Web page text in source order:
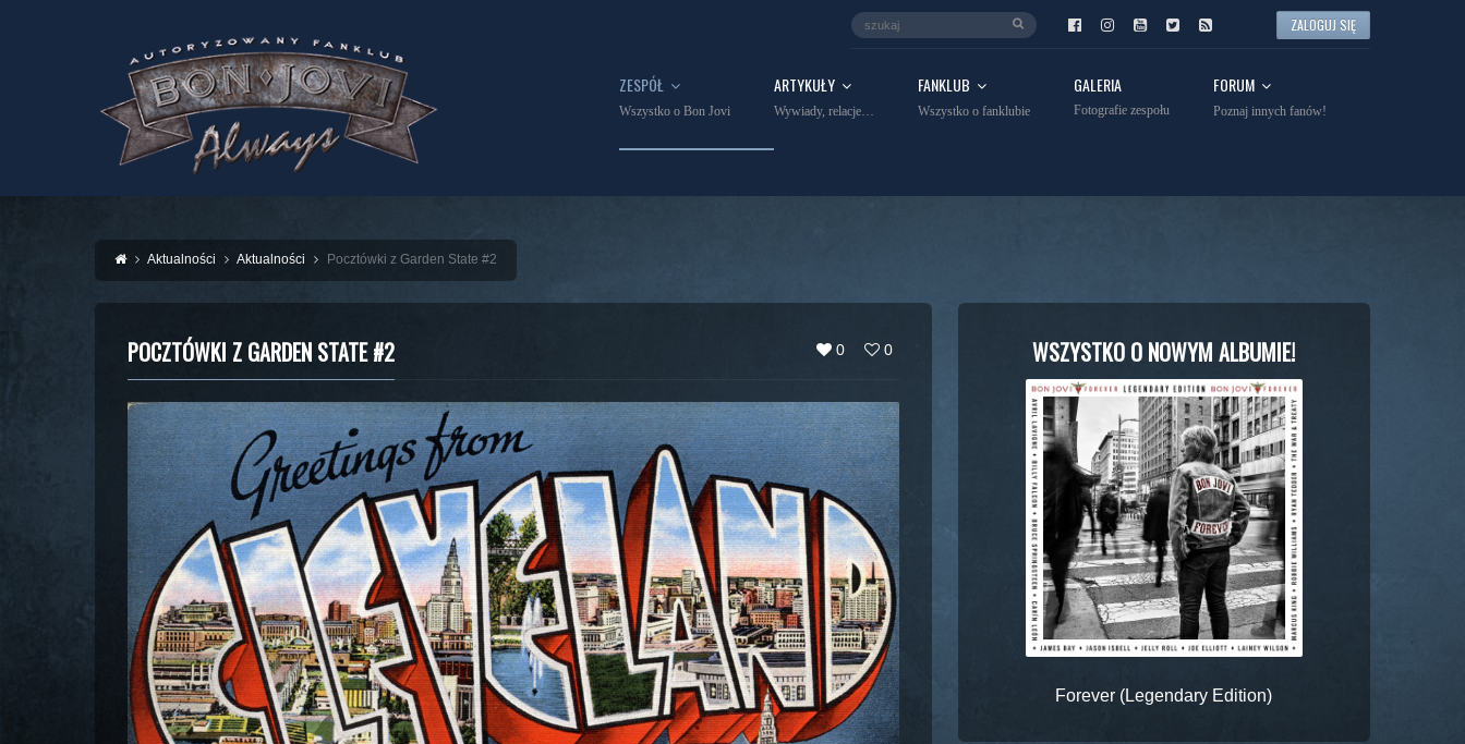
ZALOGUJ SIĘ
ZESPÓŁ
Wszystko o Bon Jovi
ARTYKUŁY
Wywiady, relacje…
FANKLUB
Wszystko o fanklubie
GALERIA
Fotografie zespołu
FORUM
Poznaj innych fanów!
Aktualności Aktualności Pocztówki z Garden State #2
0 0
POCZTÓWKI Z GARDEN STATE #2 WSZYSTKO O NOWYM ALBUMIE!
Forever (Legendary Edition)